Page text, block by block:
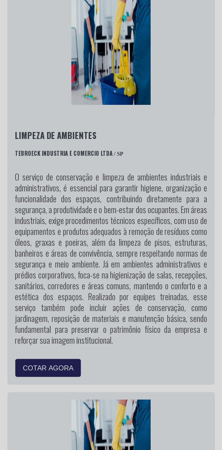
LIMPEZA DE AMBIENTES
TEBROECK INDUSTRIA E COMERCIO LTDA / SP
O serviço de conservação e limpeza de ambientes industriais e
administrativos, é essencial para garantir higiene, organização e
funcionalidade dos espaços, contribuindo diretamente para a
segurança, a produtividade e o bem-estar dos ocupantes. Em áreas
industriais, exige procedimentos técnicos específicos, com uso de
equipamentos e produtos adequados à remoção de resíduos como
óleos, graxas e poeiras, além da limpeza de pisos, estruturas,
banheiros e áreas de convivência, sempre respeitando normas de
segurança e meio ambiente. Já em ambientes administrativos e
prédios corporativos, foca-se na higienização de salas, recepções,
sanitários, corredores e áreas comuns, mantendo o conforto e a
estética dos espaços. Realizado por equipes treinadas, esse
serviço também pode incluir ações de conservação, como
jardinagem, reposição de materiais e manutenção básica, sendo
fundamental para preservar o patrimônio físico da empresa e
reforçar sua imagem institucional.
COTAR AGORA